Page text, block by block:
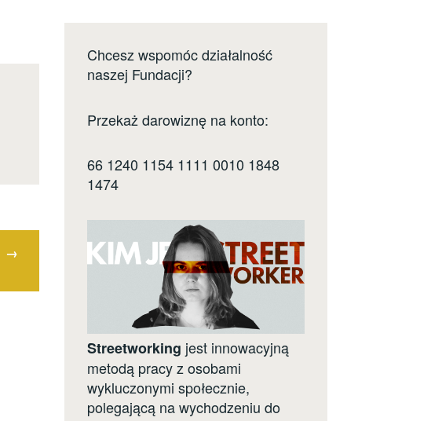
Chcesz wspomóc działalność
naszej Fundacji?
Przekaż darowiznę na konto:
66 1240 1154 1111 0010 1848
1474
Streetworking jest innowacyjną
metodą pracy z osobami
wykluczonymi społecznie,
polegającą na wychodzeniu do